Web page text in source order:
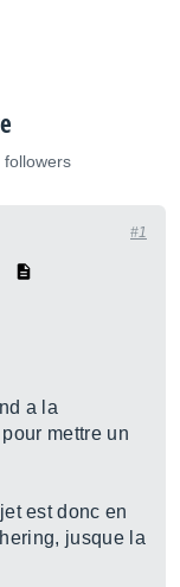
followers
#1
a la
mettre un
est donc en
jusque la